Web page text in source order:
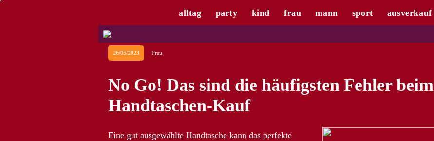
alltag party kind frau mann sport ausverkauf
26/05/2023 Frau
No Go! Das sind die häufigsten Fehler beim
Handtaschen-Kauf
Eine gut ausgewählte Handtasche kann das perfekte